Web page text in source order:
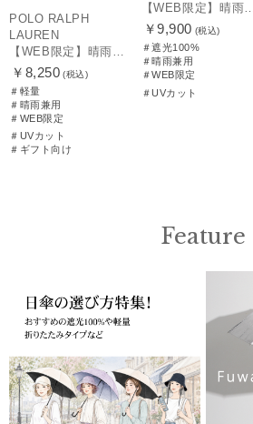
POLO RALPH
LAUREN
￥8,250 (税込)
＃軽量
＃晴雨兼用
＃WEB限定
＃UVカット
＃ギフト向け
【WEB限定】晴雨兼用折りたたみ日傘 ポロ ラルフ ローレン（POLO RALPH
￥9,900 (税込)
＃遮光100%
＃晴雨兼用
＃WEB限定
＃UVカット
Feature